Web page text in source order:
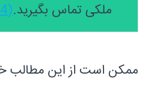
ملکی تماس بگیرید.(09015516984)
ممکن است از این مطالب